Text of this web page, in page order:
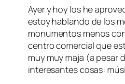
Ayer y hoy los he
estoy hablando de los
monumentos menos
centro comercial que
muy muy maja (a pesar
interesantes cosas: